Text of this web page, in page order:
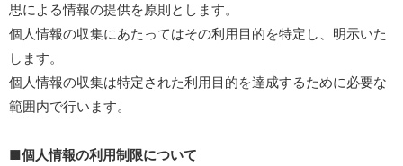
思による情報の提供を原則とします。
個人情報の収集にあたってはその利用目的を特定し、明示いた
します。
個人情報の収集は特定された利用目的を達成するために必要な
範囲内で行います。
■個人情報の利用制限について